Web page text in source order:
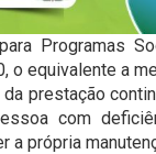
Programas
o equivalente a
prestação
com
própria